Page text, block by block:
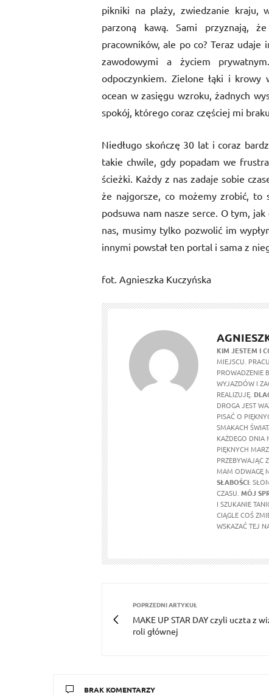
pikniki na plaży, zwiedzanie kraju,
parzoną kawą. Sami przyznają,
pracowników, ale po co? Teraz
zawodowymi a życiem
odpoczynkiem. Zielone łąki i
ocean w zasięgu wzroku, żadnych
spokój, którego coraz częściej mi
Niedługo skończę 30 lat i coraz
takie chwile, gdy popadam we
ścieżki. Każdy z nas zadaje sobie
że najgorsze, co możemy zrobić, to
podsuwa nam nasze serce. O tym,
nas, musimy tylko pozwolić im
innymi powstał ten portal i sama z
fot. Agnieszka Kuczyńska
KIM JESTEM I
MIEJSCU.
PROWADZENIE
WYJAZDÓW I
REALIZUJĘ.
DROGA JEST
PISAĆ O
SMAKACH
KAŻDEGO DNIA
PIĘKNYCH
PRZEBYWAJĄC
MAM ODWAGĘ
SŁABOŚCI:
CZASU. MÓJ
I SZUKANIE
CIĄGLE COŚ
WSKAZAĆ TEJ
POPRZEDNI ARTYKUŁ
MAKE UP STAR DAY czyli uczta z
roli głównej
BRAK KOMENTARZY